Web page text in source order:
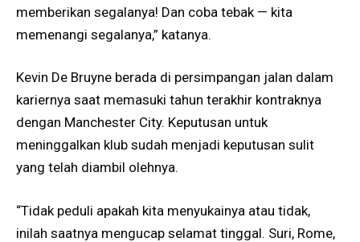
memberikan segalanya! Dan coba tebak — kita
memenangi segalanya,” katanya.
Kevin De Bruyne berada di persimpangan jalan dalam
kariernya saat memasuki tahun terakhir kontraknya
dengan Manchester City. Keputusan untuk
meninggalkan klub sudah menjadi keputusan sulit
yang telah diambil olehnya.
“Tidak peduli apakah kita menyukainya atau tidak,
inilah saatnya mengucap selamat tinggal. Suri, Rome,